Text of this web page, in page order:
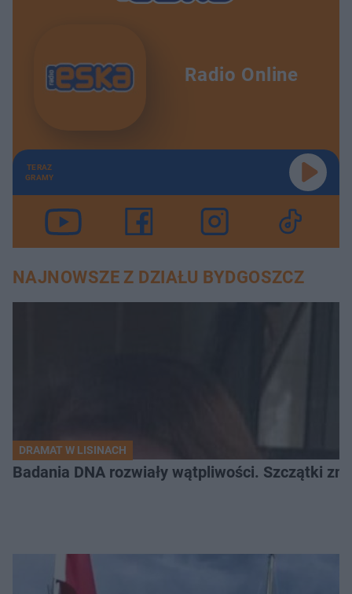
Radio Online
TERAZ
GRAMY
NAJNOWSZE Z DZIAŁU BYDGOSZCZ
DRAMAT W LISINACH
Badania DNA rozwiały wątpliwości. Szczątki